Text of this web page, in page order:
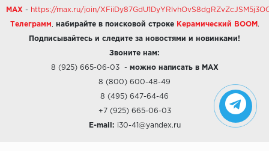
MAX - https://max.ru/join/
Телеграмм набирайте в поисковой строке Керамический BOOM .
Подписывайтесь и следите за новостями и новинками!
Звоните нам:
8 (925) 665-06-03- можно написать в MAX
8 (800) 600-48-49
8 (495) 647-64-46
+7 (925) 665-06-03
E-mail: i30-41@yandex.ru